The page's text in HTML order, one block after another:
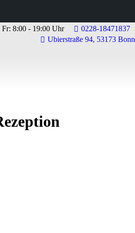
8:00 - 19:00 Uhr
0228-18471837
Ubierstraße 94, 53173 Bonn